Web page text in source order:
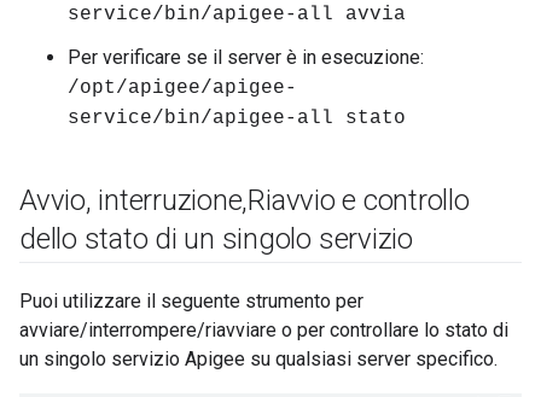
service/bin/apigee-all avvia
Per verificare se il server è in esecuzione:
/opt/apigee/apigee-
service/bin/apigee-all stato
Avvio, interruzione,Riavvio e controllo
dello stato di un singolo servizio
Puoi utilizzare il seguente strumento per
avviare/interrompere/riavviare o per controllare lo stato di
un singolo servizio Apigee su qualsiasi server specifico.